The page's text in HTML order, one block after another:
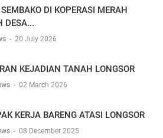
DI KOPERASI MERAH
DESA...
- 20 July 2026
KEJADIAN TANAH LONGSOR
- 02 March 2026
KERJA BARENG ATASI LONGSOR
- 08 December 2025